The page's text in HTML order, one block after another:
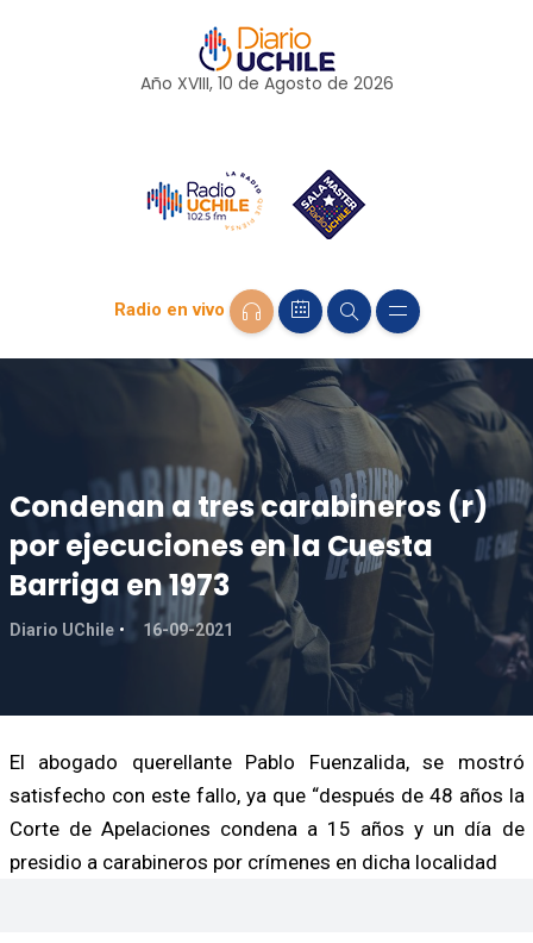
Año XVIII, 10 de Agosto de 2026
Radio en vivo
Condenan a tres carabineros (r)
por ejecuciones en la Cuesta
Barriga en 1973
Diario UChile 16-09-2021
El abogado querellante Pablo Fuenzalida, se mostró
satisfecho con este fallo, ya que “después de 48 años la
Corte de Apelaciones condena a 15 años y un día de
presidio a carabineros por crímenes en dicha localidad